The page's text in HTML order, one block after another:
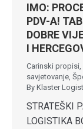
IMO:
PDV-A!
DOBRE
I
Carinski propisi
savjetovanje
By Klaster
STRATEŠKI
LOGISTIKA